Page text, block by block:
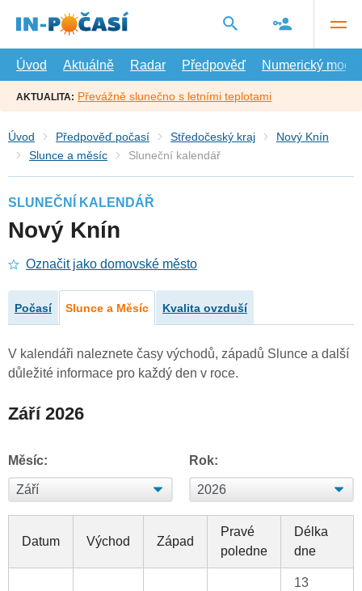
hlavní
Úvod
Aktuálně Radar Předpověď Numerický model
AKTUALITA: Převážně slunečno s letními teplotami
Úvod Předpověď počasí Středočeský kraj
Nový Knín
Slunce a měsíc
Sluneční kalendář
SLUNEČNÍ KALENDÁŘ
Nový Knín
Označit jako domovské město
Počasí Slunce a Měsíc Kvalita ovzduší
V kalendáři naleznete časy východů, západů Slunce a další
důležité informace pro každý den v roce.
Září 2026
Měsíc: Rok:
Datum Východ Západ
Pravé
poledne
Délka
dne
13